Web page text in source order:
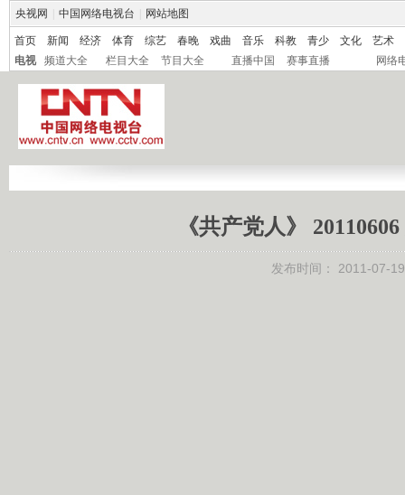
央视网 中国网络电视台 网站地图
首页 新闻 经济 体育 综艺 春晚 戏曲 音乐 科教 青少 文化
艺术
电视
频道大全 栏目大全 节目大全 直播中国 赛事直播 网络
《共产党人》
发布时间： 2011-07-